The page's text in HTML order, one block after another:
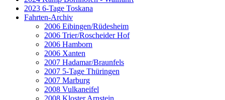
2023 6-Tage Toskana
Fahrten-Archiv
2006 Eibingen/Rüdesheim
2006 Trier/Roscheider Hof
2006 Hamborn
2006 Xanten
2007 Hadamar/Braunfels
2007 5-Tage Thüringen
2007 Marburg
2008 Vulkaneifel
2008 Kloster Arnstein